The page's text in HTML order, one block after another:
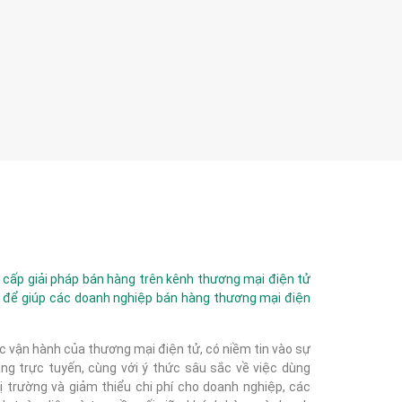
giải pháp bán hàng trên kênh thương mại điện tử
giúp các doanh nghiệp bán hàng thương mại điện
vận hành của thương mại điện tử, có niềm tin vào sự
trực tuyến, cùng với ý thức sâu sắc về việc dùng
và giảm thiểu chi phí cho doanh nghiệp, các